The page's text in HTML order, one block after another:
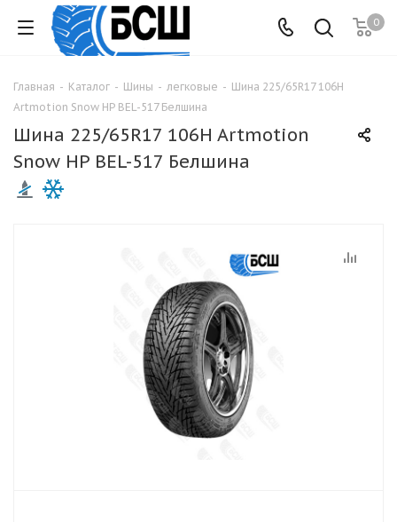
0
Главная - Каталог - Шины - легковые - Шина 225/65R17 106H
Artmotion Snow HP BEL-517 Белшина
Шина 225/65R17 106H Artmotion
Snow HP BEL-517 Белшина